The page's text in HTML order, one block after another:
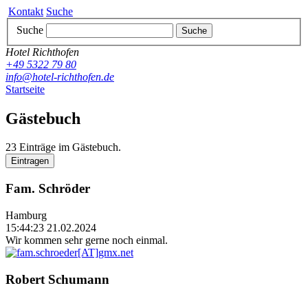
Kontakt Suche
Suche
Suche
Hotel Richthofen
+49 5322 79 80
info@hotel-richthofen.de
Startseite
Gästebuch
23 Einträge im Gästebuch.
Fam. Schröder
Hamburg
15:44:23 21.02.2024
Wir kommen sehr gerne noch einmal.
Robert Schumann